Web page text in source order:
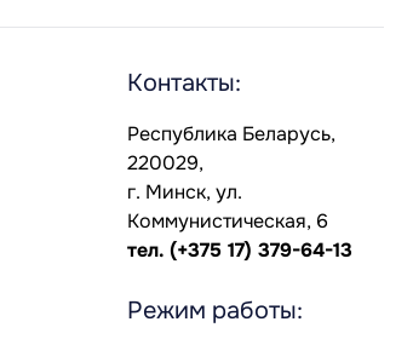
Контакты:
Республика Беларусь,
220029,
г. Минск, ул.
Коммунистическая, 6
тел. (+375 17) 379-64-13
Режим работы: